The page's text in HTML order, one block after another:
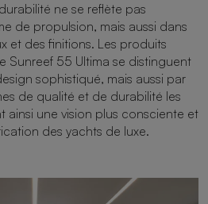
ne se reflète pas
de propulsion, mais aussi dans
et des finitions. Les produits
Sunreef 55 Ultima se distinguent
sophistiqué, mais aussi par
de qualité et de durabilité les
ainsi une vision plus consciente et
des yachts de luxe.